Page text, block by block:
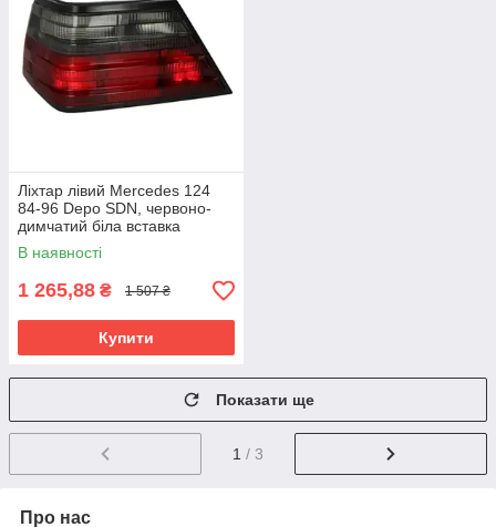
Ліхтар лівий Mercedes 124
84-96 Depo SDN, червоно-
димчатий біла вставка
В наявності
1 265,88 ₴ 1 507 ₴
Купити
Показати ще
1 / 3
Про нас